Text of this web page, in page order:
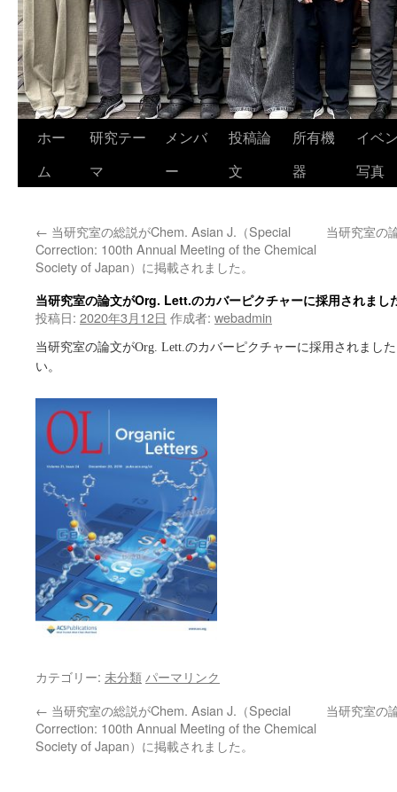
ホー
ム
研究テー
マ
メンバ
ー
投稿論
文
所有機
器
イベ
写真
← 当研究室の総説がChem. Asian J.（Special
Correction: 100th Annual Meeting of the Chemical
Society of Japan）に掲載されました。
当研究室の
当研究室の論文がOrg. Lett.のカバーピクチャーに採用されまし
投稿日: 2020年3月12日 作成者: webadmin
当研究室の論文がOrg. Lett.のカバーピクチャーに採用されまし
い。
カテゴリー: 未分類 パーマリンク
← 当研究室の総説がChem. Asian J.（Special
Correction: 100th Annual Meeting of the Chemical
Society of Japan）に掲載されました。
当研究室の